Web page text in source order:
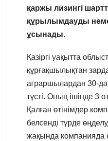
қаржы лизингі
құрылымдауды
ұсынады.
Қазіргі уақытта
құрғақшылықтан
аграршылардан 30-
түсті. Оның ішінде 3
Қалған өтінімдер
белсенді түрде
жақында компанияда